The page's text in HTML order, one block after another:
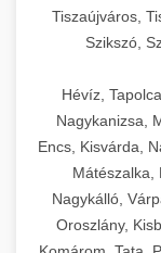
Tiszaújváros,
Szikszó,
Hévíz,
Nagykanizsa,
Encs, Kisvárda,
Mátészalka,
Nagykálló,
Oroszlány,